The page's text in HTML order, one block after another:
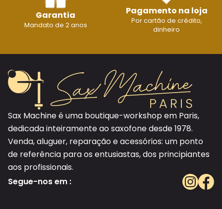
Garantia
Mandato de 2 anos
Pagamento na loja
Por cartão de crédito,
dinheiro
Sax Machine é uma boutique-workshop em Paris,
dedicada inteiramente ao saxofone desde 1978.
Venda, aluguer, reparação e acessórios: um ponto
de referência para os entusiastas, dos principiantes
aos profissionais.
Segue-nos em :